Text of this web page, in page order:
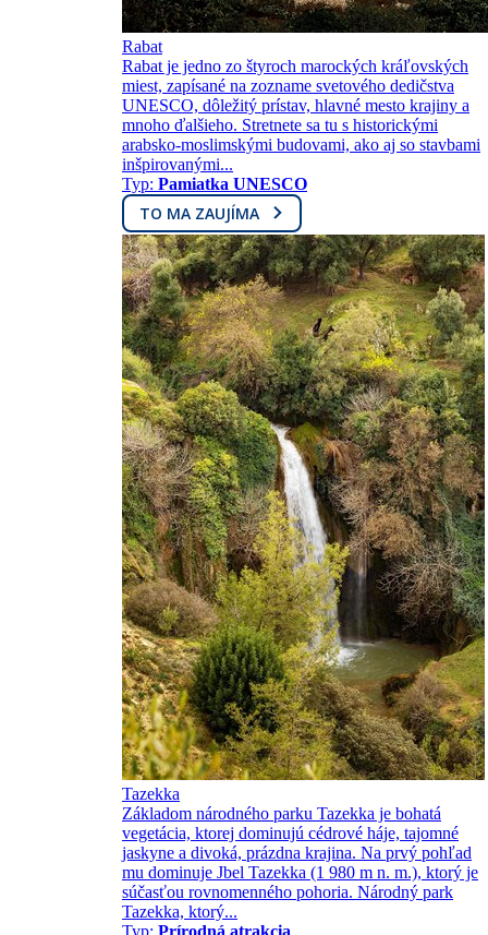
Rabat
Rabat je jedno zo štyroch marockých kráľovských
miest, zapísané na zozname svetového dedičstva
UNESCO, dôležitý prístav, hlavné mesto krajiny a
mnoho ďalšieho. Stretnete sa tu s historickými
arabsko-moslimskými budovami, ako aj so stavbami
inšpirovanými...
Typ: Pamiatka UNESCO
TO MA ZAUJÍMA
Tazekka
Základom národného parku Tazekka je bohatá
vegetácia, ktorej dominujú cédrové háje, tajomné
jaskyne a divoká, prázdna krajina. Na prvý pohľad
mu dominuje Jbel Tazekka (1 980 m n. m.), ktorý je
súčasťou rovnomenného pohoria. Národný park
Tazekka, ktorý...
Typ: Prírodná atrakcia